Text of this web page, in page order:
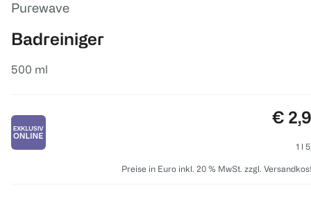
Purewave
Badreiniger
500 ml
€
1 l
Preise in Euro inkl. 20 % MwSt. zzgl.